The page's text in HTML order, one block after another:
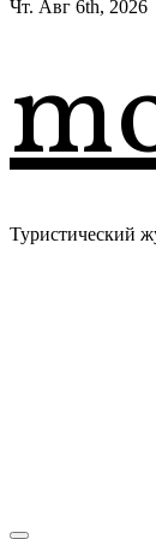
Чт. Авг 6th, 2026
Туристический